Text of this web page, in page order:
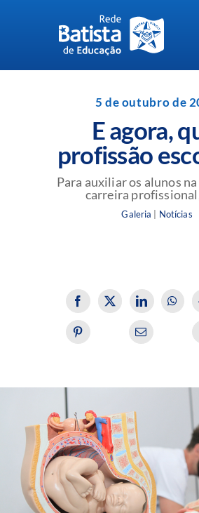
Perguntas Frequentes
Blog da Rede Batista
5 de outubro de
E agora,
profissão
Para auxiliar os alunos
carreira
Galeria Notícias